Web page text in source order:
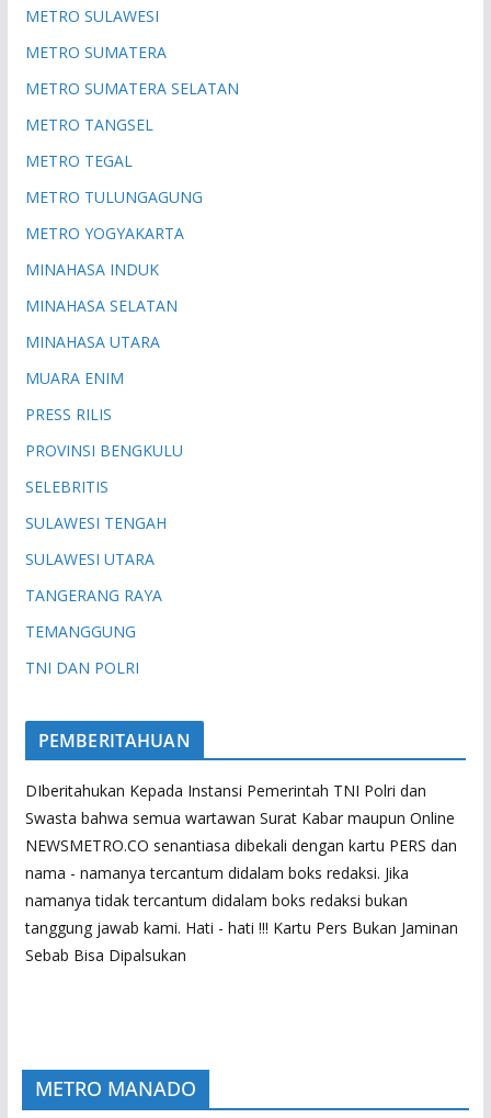
METRO SULAWESI
METRO SUMATERA
METRO SUMATERA SELATAN
METRO TANGSEL
METRO TEGAL
METRO TULUNGAGUNG
METRO YOGYAKARTA
MINAHASA INDUK
MINAHASA SELATAN
MINAHASA UTARA
MUARA ENIM
PRESS RILIS
PROVINSI BENGKULU
SELEBRITIS
SULAWESI TENGAH
SULAWESI UTARA
TANGERANG RAYA
TEMANGGUNG
TNI DAN POLRI
PEMBERITAHUAN
DIberitahukan Kepada Instansi Pemerintah TNI Polri dan
Swasta bahwa semua wartawan Surat Kabar maupun Online
NEWSMETRO.CO senantiasa dibekali dengan kartu PERS dan
nama - namanya tercantum didalam boks redaksi. Jika
namanya tidak tercantum didalam boks redaksi bukan
tanggung jawab kami. Hati - hati !!! Kartu Pers Bukan Jaminan
Sebab Bisa Dipalsukan
METRO MANADO